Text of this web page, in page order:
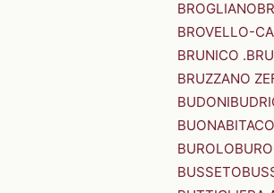
BROGLIANO
BROVELLO-
BRUNICO
BRUZZANO
BUDONI
BUROLO
BUSSETO